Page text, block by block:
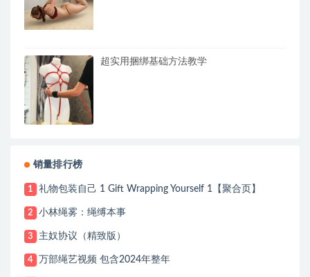
超实用捆绑基础方法教学
销量排行榜
1 礼物包装自己 1 Gift Wrapping Yourself 1【聚合页】
2 小林绳雾：绳缚本事
3 主奴协议（精致版）
4 万部绳艺视频 包含2024年整年